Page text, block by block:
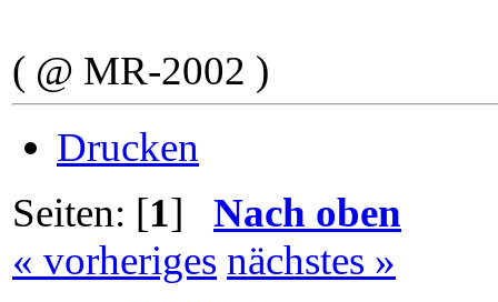
( @ MR-2002 )
Drucken
Seiten: [1] Nach oben
« vorheriges nächstes »